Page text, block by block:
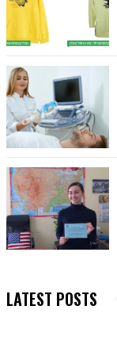
LATEST POSTS